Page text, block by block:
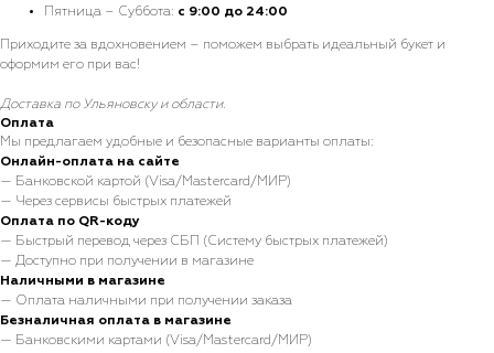
Пятница – Суббота: с 9:00 до 24:00
Приходите за вдохновением – поможем выбрать идеальный букет и
оформим его при вас!
Доставка по Ульяновску и области.
Оплата
Мы предлагаем удобные и безопасные варианты оплаты:
Онлайн-оплата на сайте
— Банковской картой (Visa/Mastercard/МИР)
— Через сервисы быстрых платежей
Оплата по QR-коду
— Быстрый перевод через СБП (Систему быстрых платежей)
— Доступно при получении в магазине
Наличными в магазине
— Оплата наличными при получении заказа
Безналичная оплата в магазине
— Банковскими картами (Visa/Mastercard/МИР)